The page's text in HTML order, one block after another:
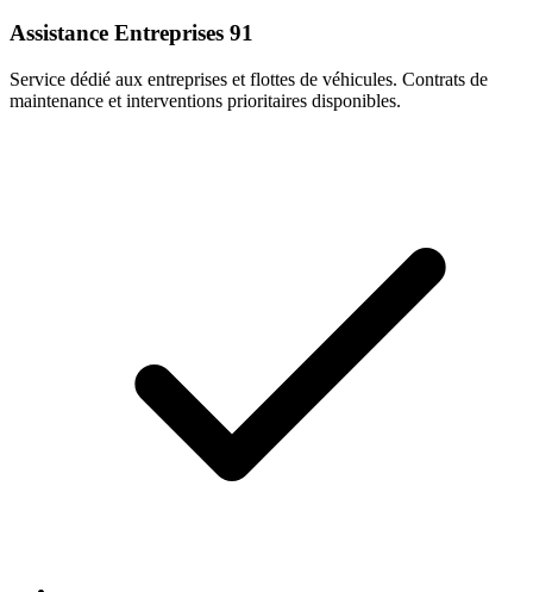
Assistance Entreprises 91
Service dédié aux entreprises et flottes de véhicules. Contrats de
maintenance et interventions prioritaires disponibles.